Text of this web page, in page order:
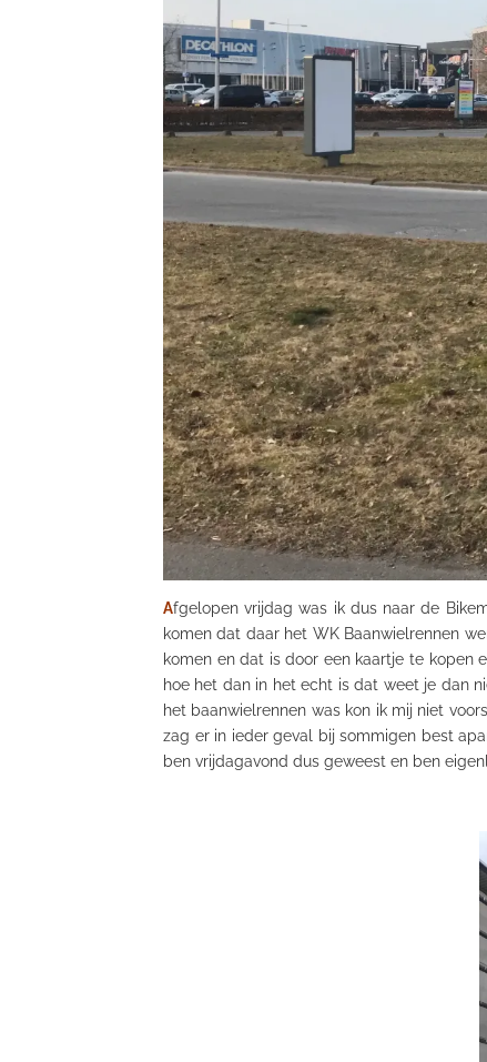
Afgelopen vrijdag was ik dus naar de
komen dat daar het WK Baanwielrennen
komen en dat is door een kaartje te kopen
hoe het dan in het echt is dat weet je dan
het baanwielrennen was kon ik mij niet
zag er in ieder geval bij sommigen best
ben vrijdagavond dus geweest en ben